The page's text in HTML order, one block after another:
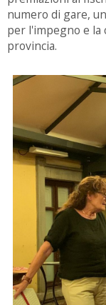
numero di gare,
per l'impegno e la
provincia.